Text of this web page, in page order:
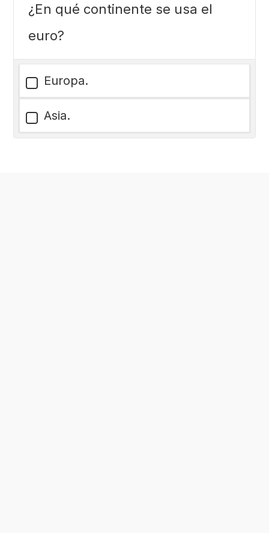
¿En qué continente se usa el
euro?
Europa.
Asia.